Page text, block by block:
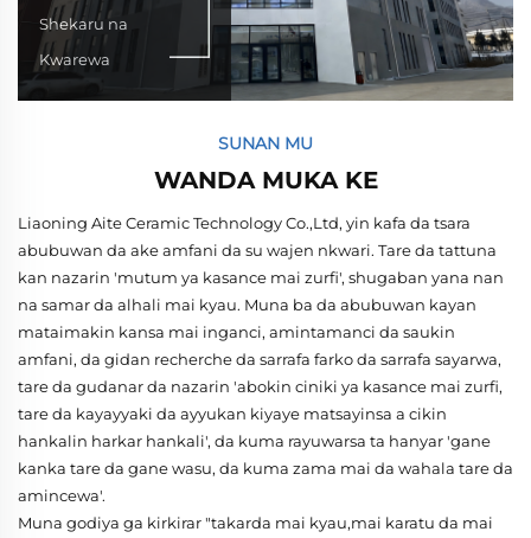
Shekaru na
Kwarewa
SUNAN MU
WANDA MUKA KE
Liaoning Aite Ceramic Technology Co.,Ltd, yin kafa da tsara
abubuwan da ake amfani da su wajen nkwari. Tare da tattuna
kan nazarin 'mutum ya kasance mai zurfi', shugaban yana nan
na samar da alhali mai kyau. Muna ba da abubuwan kayan
mataimakin kansa mai inganci, amintamanci da saukin
amfani, da gidan recherche da sarrafa farko da sarrafa sayarwa,
tare da gudanar da nazarin 'abokin ciniki ya kasance mai zurfi,
tare da kayayyaki da ayyukan kiyaye matsayinsa a cikin
hankalin harkar hankali', da kuma rayuwarsa ta hanyar 'gane
kanka tare da gane wasu, da kuma zama mai da wahala tare da
amincewa'.
Muna godiya ga kirkirar "takarda mai kyau,mai karatu da mai